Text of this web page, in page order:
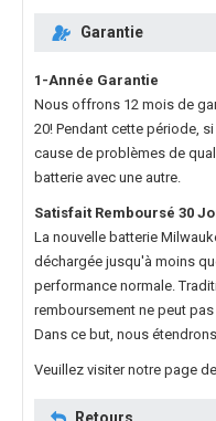
Garantie
1-Année Garantie
Nous offrons 12 mois de
20! Pendant cette période,
cause de problèmes de
batterie avec une autre.
Satisfait Remboursé 30
La nouvelle batterie
déchargée jusqu'à moins
performance normale.
remboursement ne peut
Dans ce but, nous
Veuillez visiter notre page de